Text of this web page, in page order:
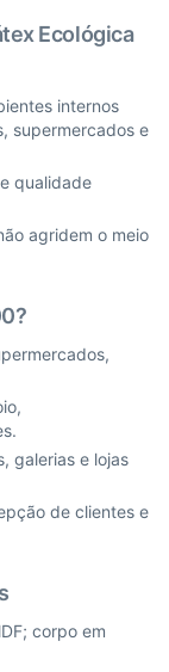
Ecológica
internos
supermercados e
qualidade
agridem o meio
galerias e lojas
de clientes e
corpo em